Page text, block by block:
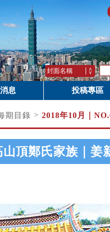
息 投稿專區
期目錄 > 2018年10月｜
頂鄭氏家族｜姜